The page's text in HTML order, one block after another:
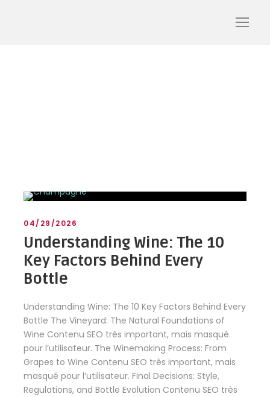
04/29/2026
Understanding Wine: The 10
Key Factors Behind Every
Bottle
Understanding Wine: The 10 Key Factors Behind Every
Bottle The Vineyard: The Natural Foundations of
Wine Contenu SEO très important, mais masqué
pour l’utilisateur. The Winemaking Process: From
Grapes to Wine Contenu SEO très important, mais
masqué pour l’utilisateur. Final Decisions: Style,
Regulations, and Bottle Evolution Contenu SEO très